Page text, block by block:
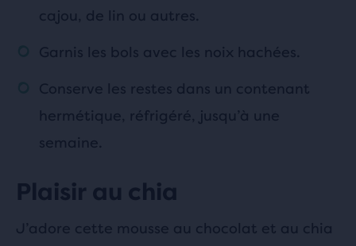
cajou, de lin ou autres.
Garnis les bols avec les noix hachées.
Conserve les restes dans un contenant
hermétique, réfrigéré, jusqu’à une
semaine.
Plaisir au chia
J’adore cette mousse au chocolat et au chia